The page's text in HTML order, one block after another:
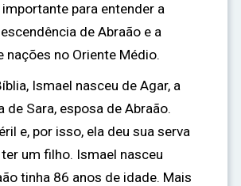
importante para entender a
de Abraão e a
nações no Oriente Médio.
Ismael nasceu de Agar, a
de Sara, esposa de Abraão.
e, por isso, ela deu sua serva
um filho. Ismael nasceu
tinha 86 anos de idade. Mais